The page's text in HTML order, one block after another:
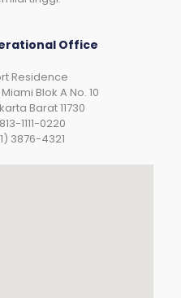
Office
Residence
Blok A No. 10
Barat 11730
1111-0220
3876-4321